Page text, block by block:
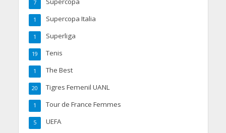
7
Supercopa Italia
1
Superliga
1
Tenis
19
The Best
1
Tigres Femenil UANL
20
Tour de France Femmes
1
UEFA
5